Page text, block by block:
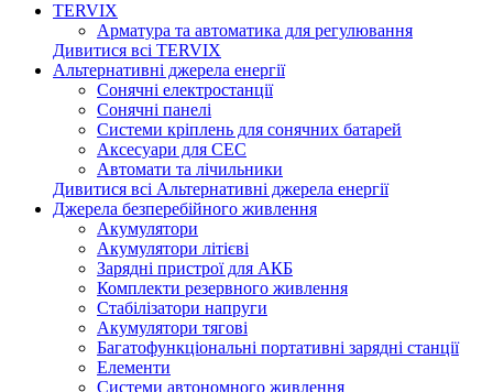
TERVIX
Арматура та автоматика для регулювання
Дивитися всі TERVIX
Альтернативні джерела енергії
Сонячні електростанції
Сонячні панелі
Системи кріплень для сонячних батарей
Аксесуари для СЕС
Автомати та лічильники
Дивитися всі Альтернативні джерела енергії
Джерела безперебійного живлення
Акумулятори
Акумулятори літієві
Зарядні пристрої для АКБ
Комплекти резервного живлення
Стабілізатори напруги
Акумулятори тягові
Багатофункціональні портативні зарядні станції
Елементи
Системи автономного живлення